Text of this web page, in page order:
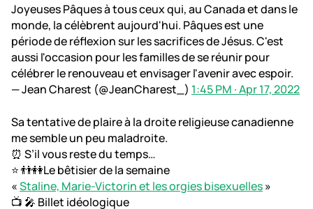
Joyeuses Pâques à tous ceux qui, au Canada et dans le
monde, la célèbrent aujourd'hui. Pâques est une
période de réflexion sur les sacrifices de Jésus. C'est
aussi l'occasion pour les familles de se réunir pour
célébrer le renouveau et envisager l'avenir avec espoir.
— Jean Charest (@JeanCharest_) 1:45 PM ∙ Apr 17, 2022
Sa tentative de plaire à la droite religieuse canadienne
me semble un peu maladroite.
⏰ S’il vous reste du temps…
⭐ 👬👭Le bêtisier de la semaine
«Staline, Marie-Victorin et les orgies bisexuelles»
📺 🎤 Billet idéologique